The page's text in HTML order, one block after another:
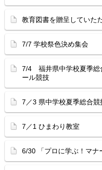
教育図書を贈呈していた
7/7 学校祭色決め集会
7/4 福井県中学校夏季
ール競技
7／3 県中学校夏季総合
7／1 ひまわり教室
6/30 「プロに学ぶ！マナ